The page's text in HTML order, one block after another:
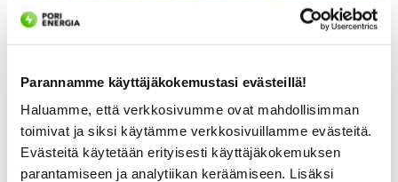
Parannamme käyttäjäkokemustasi evästeillä!
Haluamme, että verkkosivumme ovat mahdollisimman
toimivat ja siksi käytämme verkkosivuillamme evästeitä.
Evästeitä käytetään erityisesti käyttäjäkokemuksen
parantamiseen ja analytiikan keräämiseen. Lisäksi
Pori Energia Oy on allekirjoittanut sopimuksen
Leppäkosken Sähkö Oy:n osakekannan ostamisesta
tytäryhtiön Pori Energia -konserniin. Kaupan
toteutuminen edellyttää viranomaisten
hyväksyntää. Kauppahinta ei ole julkinen.